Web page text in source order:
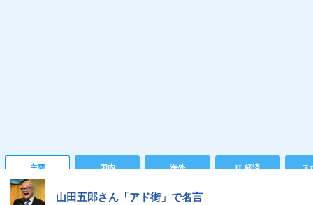
主要 国内 海外 IT 経済 ス
山田五郎さん「アド街」で名言